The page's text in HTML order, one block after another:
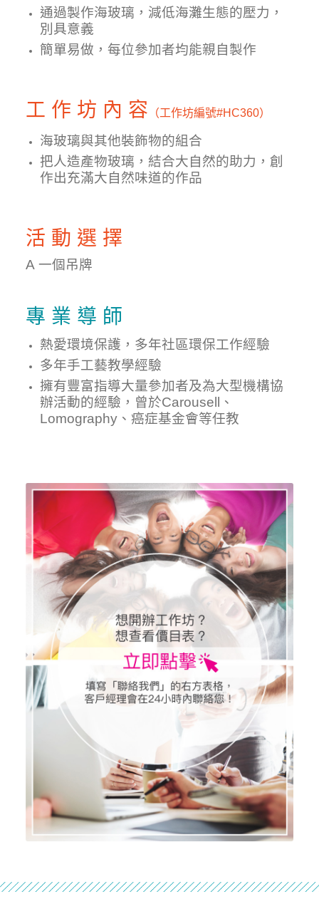
通過製作海玻璃，減低海灘生態的壓力，
別具意義
簡單易做，每位參加者均能親自製作
工 作 坊 內 容 （工作坊編號#HC360）
海玻璃與其他裝飾物的組合
把人造產物玻璃，結合大自然的助力，創
作出充滿大自然味道的作品
活 動 選 擇
A 一個 吊牌
專 業 導 師
熱愛環境保護，多年社區環保工作經驗
多年手工藝教學經驗
擁有豐富指導大量參加者及為大型機構協
辦活動的經驗，曾於Carousell、
Lomography、癌症基金會等任教